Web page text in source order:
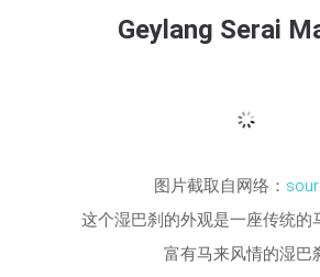
Geylang Serai
图片截取自网络：
这个湿巴刹的外观是一座传统的
富有马来风情的湿巴